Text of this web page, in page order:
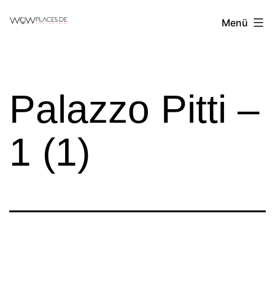
Reiseblog
Menü
Palazzo Pitti –
1 (1)